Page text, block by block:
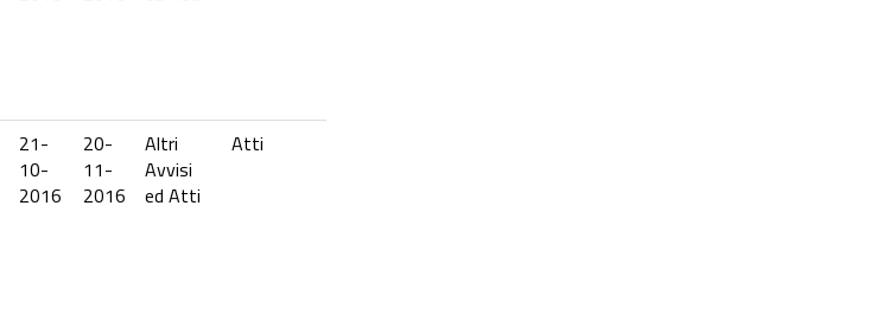
21-
10-
2016
20-
11-
2016
Altri
Avvisi
ed Atti
Atti